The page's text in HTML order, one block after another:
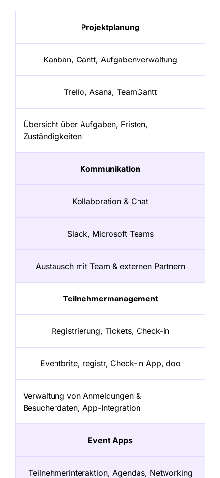
Projektplanung
Kanban, Gantt, Aufgabenverwaltung
Trello, Asana, TeamGantt
Übersicht über Aufgaben, Fristen,
Zuständigkeiten
Kommunikation
Kollaboration & Chat
Slack, Microsoft Teams
Austausch mit Team & externen Partnern
Teilnehmermanagement
Registrierung, Tickets, Check-in
Eventbrite, registr, Check-in App, doo
Verwaltung von Anmeldungen &
Besucherdaten, App-Integration
Event Apps
Teilnehmerinteraktion, Agendas, Networking